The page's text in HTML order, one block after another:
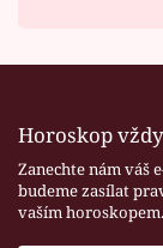
Horoskop
Zanechte nám váš
budeme zasílat
vaším horoskopem.